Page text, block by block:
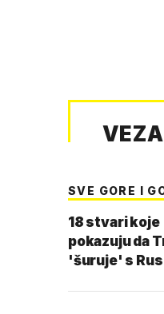
SVE GORE I
18 stvari koje
pokazuju da
'šuruje' s